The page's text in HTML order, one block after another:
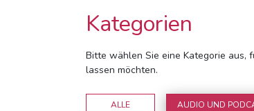
Kategorien
Bitte wählen Sie eine Kategorie aus,
lassen möchten.
ALLE AUDIO UND